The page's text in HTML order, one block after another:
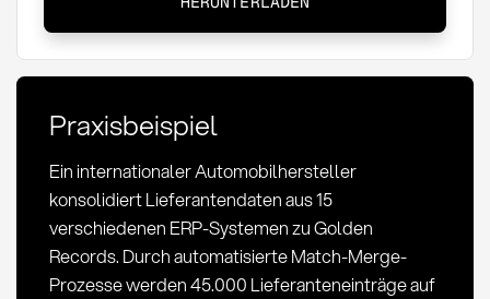
Record:
Definition,
Methoden
KPIs
im
Einkauf
Praxisbeispiel
Ein internationaler Automobilhersteller
konsolidiert Lieferantendaten aus 15
verschiedenen ERP-Systemen zu Golden
Records. Durch automatisierte Match-Merge-
Prozesse werden 45.000 Lieferanteneinträge auf